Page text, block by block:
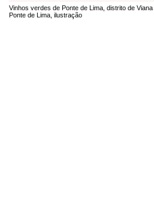
Vinhos verdes de Ponte de Lima, distrito de
Ponte de Lima, ilustração